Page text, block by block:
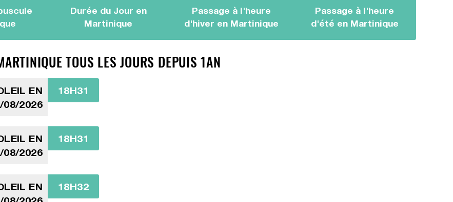
Durée du Jour en
Martinique
Passage à l'heure
d'hiver en Martinique
Passage à l'heure
d'été en Martinique
TOUS LES JOURS DEPUIS 1AN
EN
08/2026
18H31
EN
08/2026
18H31
EN
18H32